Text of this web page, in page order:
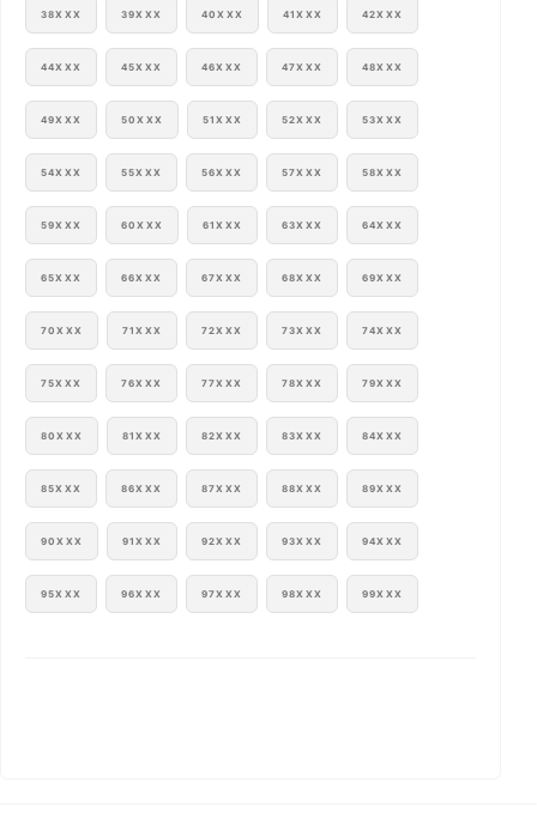
38XXX 39XXX 40XXX 41XXX 42XXX
44XXX 45XXX 46XXX 47XXX 48XXX
49XXX 50XXX 51XXX 52XXX 53XXX
54XXX 55XXX 56XXX 57XXX 58XXX
59XXX 60XXX 61XXX 63XXX 64XXX
65XXX 66XXX 67XXX 68XXX 69XXX
70XXX 71XXX 72XXX 73XXX 74XXX
75XXX 76XXX 77XXX 78XXX 79XXX
80XXX 81XXX 82XXX 83XXX 84XXX
85XXX 86XXX 87XXX 88XXX 89XXX
90XXX 91XXX 92XXX 93XXX 94XXX
95XXX 96XXX 97XXX 98XXX 99XXX